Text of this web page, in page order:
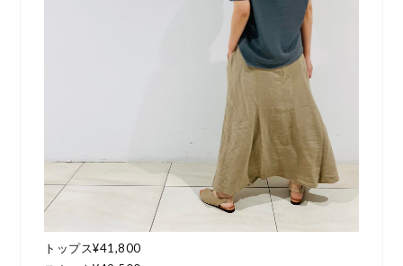
トップス¥41,800